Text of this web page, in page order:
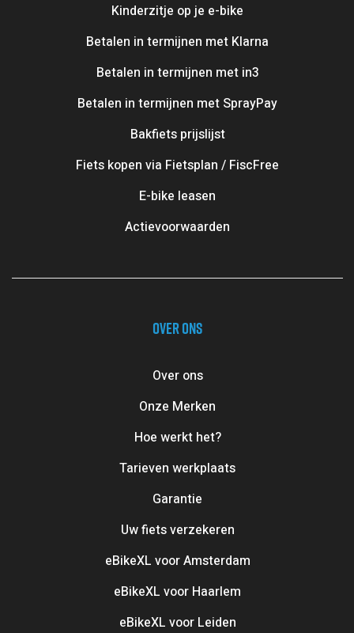
Kinderzitje op je e-bike
Betalen in termijnen met Klarna
Betalen in termijnen met in3
Betalen in termijnen met SprayPay
Bakfiets prijslijst
Fiets kopen via Fietsplan / FiscFree
E-bike leasen
Actievoorwaarden
OVER ONS
Over ons
Onze Merken
Hoe werkt het?
Tarieven werkplaats
Garantie
Uw fiets verzekeren
eBikeXL voor Amsterdam
eBikeXL voor Haarlem
eBikeXL voor Leiden